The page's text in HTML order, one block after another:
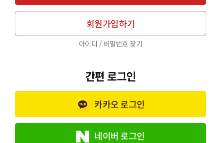
회원가입하기
아이디 / 비밀번호 찾기
간편 로그인
카카오 로그인
네이버 로그인